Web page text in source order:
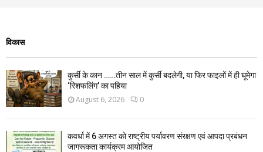
विकास
कुर्सी के कान ……तीन साल में कुर्सी बदलेगी, या फिर फाइलों में ही घूमेगा
‘रिशफलिंग’ का पहिया
August 6, 2026 0
कवर्धा में 6 अगस्त को राष्ट्रीय पर्यावरण संरक्षण एवं आपदा प्रबंधन
जागरूकता कार्यक्रम आयोजित